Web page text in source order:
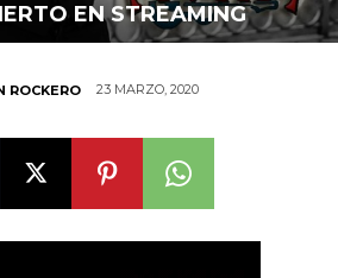
EN STREAMING
ROCKERO 23 MARZO, 2020